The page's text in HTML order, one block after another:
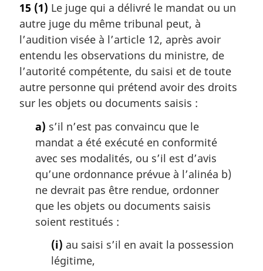
i
n
a
e
:
t
e
m
a
g
i
n
15 (1) Le juge qui a délivré le mandat ou un
autre juge du même tribunal peut, à
l’audition visée à l’article 12, après avoir
entendu les observations du ministre, de
l’autorité compétente, du saisi et de toute
autre personne qui prétend avoir des droits
sur les objets ou documents saisis :
a) s’il n’est pas convaincu que le
mandat a été exécuté en conformité
avec ses modalités, ou s’il est d’avis
qu’une ordonnance prévue à l’alinéa b)
ne devrait pas être rendue, ordonner
que les objets ou documents saisis
soient restitués :
(i) au saisi s’il en avait la possession
légitime,